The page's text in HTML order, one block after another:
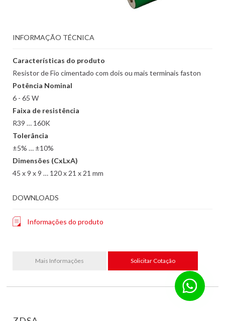
INFORMAÇÃO TÉCNICA
Características do produto
Resistor de Fio cimentado com dois ou mais terminais faston
Potência Nominal
6 - 65 W
Faixa de resistência
R39 … 160K
Tolerância
±5% … ±10%
Dimensões (CxLxA)
45 x 9 x 9 … 120 x 21 x 21 mm
DOWNLOADS
Informações do produto
Mais Informações Solicitar Cotação